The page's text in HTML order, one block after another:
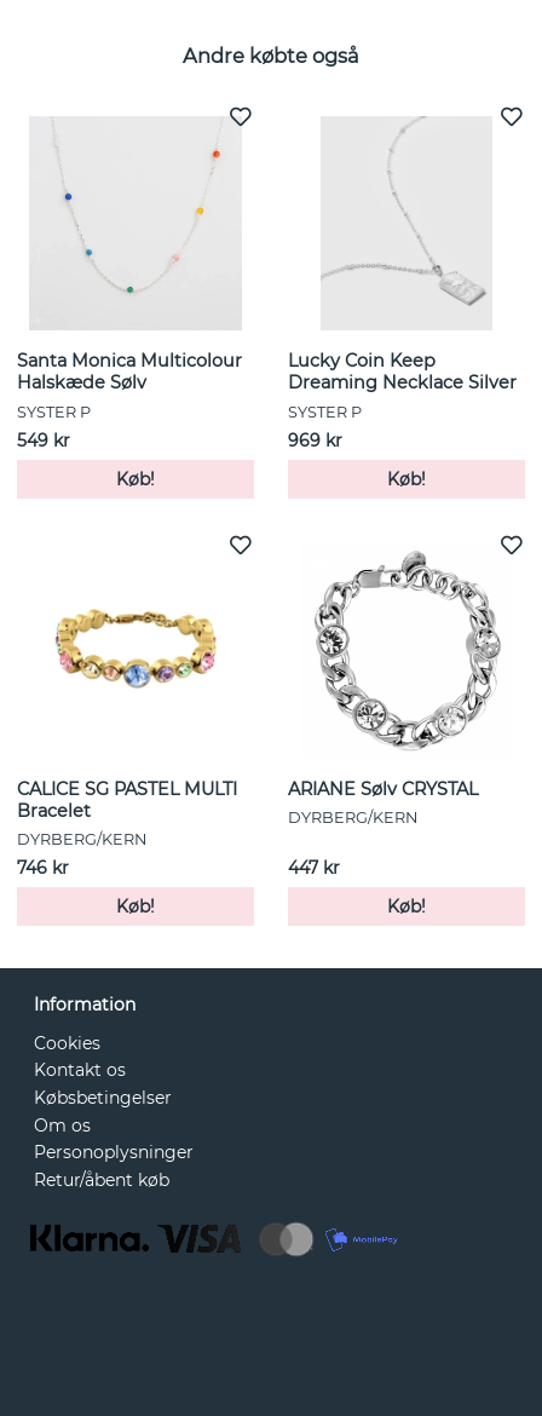
Andre købte også
Santa Monica Multicolour
Halskæde Sølv
SYSTER P
549 kr
Køb!
Lucky Coin Keep
Dreaming Necklace Silver
SYSTER P
969 kr
Køb!
CALICE SG PASTEL MULTI
Bracelet
DYRBERG/KERN
746 kr
Køb!
ARIANE Sølv CRYSTAL
DYRBERG/KERN
447 kr
Køb!
Information
Cookies
Kontakt os
Købsbetingelser
Om os
Personoplysninger
Retur/åbent køb